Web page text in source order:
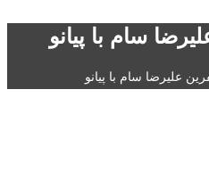
سام با پیانو
علیرضا سام با پیانو